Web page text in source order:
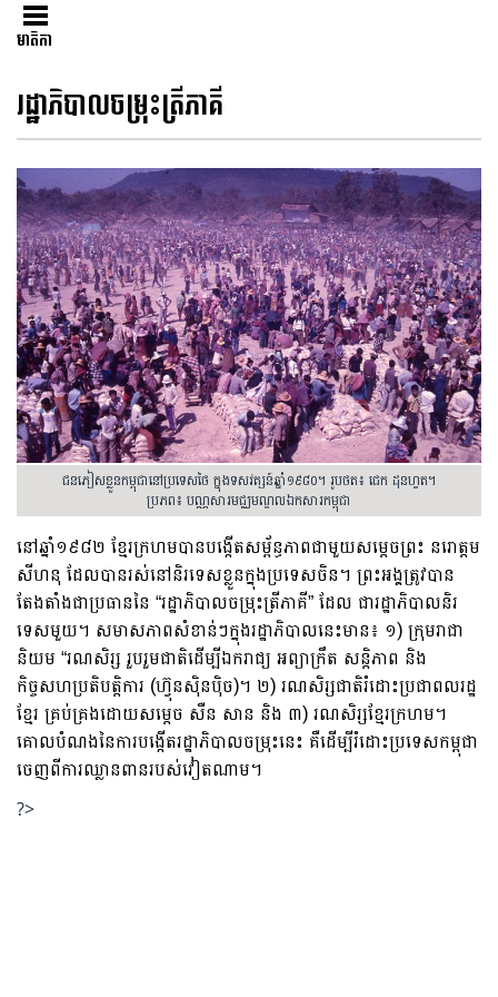
មាតិកា
រដ្ឋាភិបាលចម្រុះត្រីភាគី
ជនភៀសខ្លួនកម្ពុជានៅប្រទេសថៃ ក្នុងទសវត្សន៍ឆ្នាំ១៩៨០។ រូបថត៖ ជេក ដុនហ្វត។
ប្រភព៖ បណ្ណសារមជ្ឈមណ្ឌលឯកសារកម្ពុជា
នៅឆ្នាំ១៩៨២ ខ្មែរក្រហមបានបង្កើតសម្ព័ន្ធភាពជាមួយសម្តេចព្រះ នរោត្តម
សីហនុ ដែលបានរស់នៅនិរទេសខ្លួនក្នុងប្រទេសចិន។ ព្រះអង្គត្រូវបាន
តែងតាំងជាប្រធាននៃ “រដ្ឋាភិបាលចម្រុះត្រីភាគី” ដែល ជារដ្ឋាភិបាលនិរ
ទេសមួយ។ សមាសភាពសំខាន់ៗក្នុងរដ្ឋាភិបាលនេះមាន៖ ១) ក្រុមរាជា
និយម “រណសិរ្ស រួបរួមជាតិដើម្បីឯករាជ្យ អព្យាក្រឹត សន្ដិភាព និង
កិច្ចសហប្រតិបត្តិការ (ហ៊្វុនស៊ិនប៉ិច)។ ២) រណសិរ្សជាតិរំដោះប្រជាពលរដ្ឋ
ខ្មែរ គ្រប់គ្រងដោយសម្តេច សឺន សាន និង ៣) រណសិរ្សខ្មែរក្រហម។
គោលបំណងនៃការបង្កើតរដ្ឋាភិបាលចម្រុះនេះ គឺដើម្បីរំដោះប្រទេសកម្ពុជា
ចេញពីការឈ្លានពានរបស់វៀតណាម។
?>